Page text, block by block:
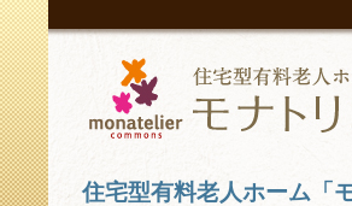
住宅型有料老人ホーム「